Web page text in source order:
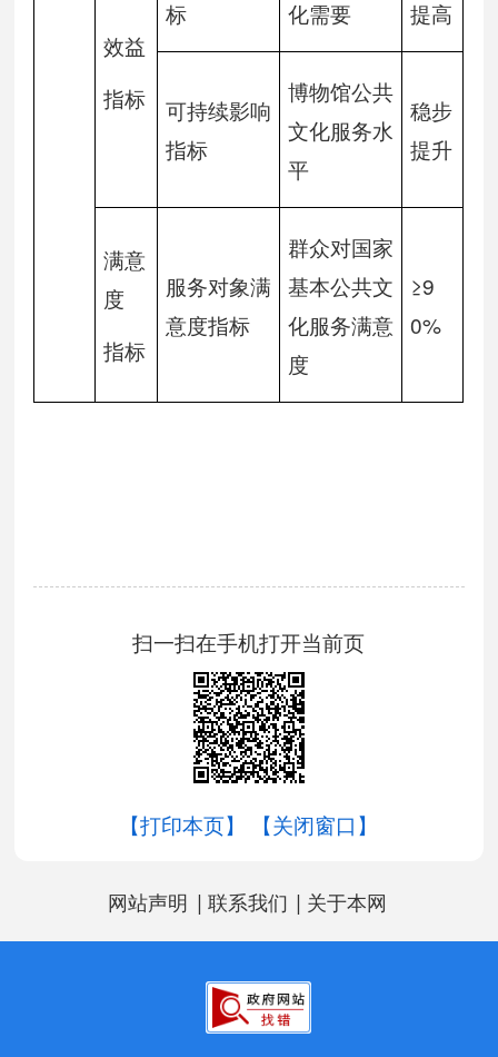
效益
指标
标
化需要
提高
可持续影响
指标
博物馆公共
文化服务水
平
稳步
提升
满意
度
指标
服务对象满
意度指标
群众对国家
基本公共文
化服务满意
度
≥9
0%
扫一扫在手机打开当前页
【打印本页】 【关闭窗口】
网站声明 | 联系我们 | 关于本网